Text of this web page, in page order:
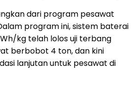
dari program pesawat
program ini, sistem baterai
kg telah lolos uji terbang
berbobot 4 ton, dan kini
lanjutan untuk pesawat di